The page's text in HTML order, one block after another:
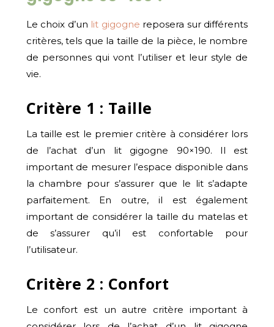
Le choix d’un lit gigogne reposera sur différents
critères, tels que la taille de la pièce, le nombre
de personnes qui vont l’utiliser et leur style de
vie.
Critère 1 : Taille
La taille est le premier critère à considérer lors
de l’achat d’un lit gigogne 90×190. Il est
important de mesurer l’espace disponible dans
la chambre pour s’assurer que le lit s’adapte
parfaitement. En outre, il est également
important de considérer la taille du matelas et
de s’assurer qu’il est confortable pour
l’utilisateur.
Critère 2 : Confort
Le confort est un autre critère important à